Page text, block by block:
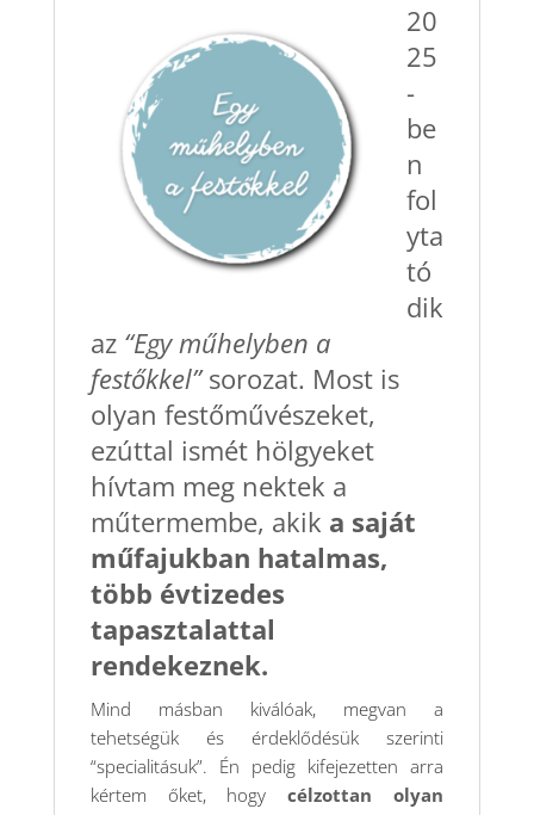
20
25
-
be
n
fol
yta
tó
dik
az “Egy műhelyben a
festőkkel”sorozat. Most is
olyan festőművészeket,
ezúttal ismét hölgyeket
hívtam meg nektek a
műtermembe, akik a saját
műfajukban hatalmas,
több évtizedes
tapasztalattal
rendekeznek.
Mind másban kiválóak, megvan a
tehetségük és érdeklődésük szerinti
“specialitásuk”. Én pedig kifejezetten arra
kértem őket, hogycélzottan olyan